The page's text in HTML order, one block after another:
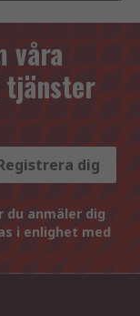
våra
tjänster
dig
du anmäler dig
i enlighet med